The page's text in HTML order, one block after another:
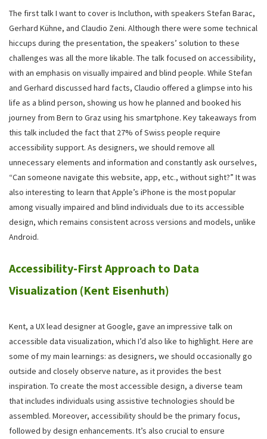
The first talk I want to cover is Incluthon, with speakers Stefan Barac,
Gerhard Kühne, and Claudio Zeni. Although there were some technical
hiccups during the presentation, the speakers’ solution to these
challenges was all the more likable. The talk focused on accessibility,
with an emphasis on visually impaired and blind people. While Stefan
and Gerhard discussed hard facts, Claudio offered a glimpse into his
life as a blind person, showing us how he planned and booked his
journey from Bern to Graz using his smartphone. Key takeaways from
this talk included the fact that 27% of Swiss people require
accessibility support. As designers, we should remove all
unnecessary elements and information and constantly ask ourselves,
“Can someone navigate this website, app, etc., without sight?” It was
also interesting to learn that Apple’s iPhone is the most popular
among visually impaired and blind individuals due to its accessible
design, which remains consistent across versions and models, unlike
Android.
Accessibility-First Approach to Data
Visualization (Kent Eisenhuth)
Kent, a UX lead designer at Google, gave an impressive talk on
accessible data visualization, which I’d also like to highlight. Here are
some of my main learnings: as designers, we should occasionally go
outside and closely observe nature, as it provides the best
inspiration. To create the most accessible design, a diverse team
that includes individuals using assistive technologies should be
assembled. Moreover, accessibility should be the primary focus,
followed by design enhancements. It’s also crucial to ensure